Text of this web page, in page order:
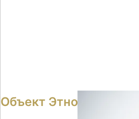
Объект